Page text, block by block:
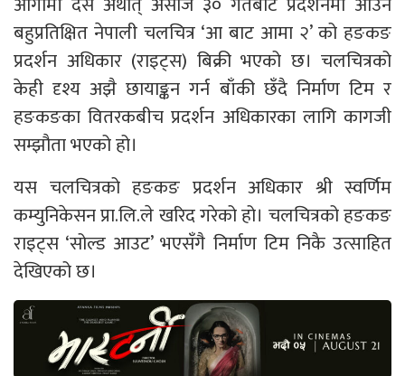
बहुप्रतिक्षित नेपाली चलचित्र ‘आ बाट आमा २’ को हङकङ
प्रदर्शन अधिकार (राइट्स) बिक्री भएको छ। चलचित्रको
केही दृश्य अझै छायाङ्कन गर्न बाँकी छँदै निर्माण टिम र
हङकङका वितरकबीच प्रदर्शन अधिकारका लागि कागजी
सम्झौता भएको हो।
यस चलचित्रको हङकङ प्रदर्शन अधिकार श्री स्वर्णिम
कम्युनिकेसन प्रा.लि.ले खरिद गरेको हो। चलचित्रको हङकङ
राइट्स ‘सोल्ड आउट’ भएसँगै निर्माण टिम निकै उत्साहित
देखिएको छ।